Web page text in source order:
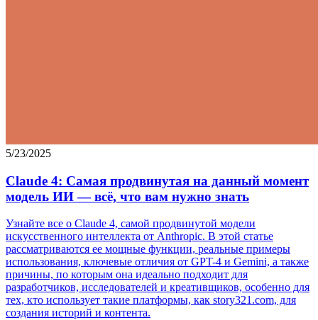
5/23/2025
Claude 4: Самая продвинутая на данный момент
модель ИИ — всё, что вам нужно знать
Узнайте все о Claude 4, самой продвинутой модели
искусственного интеллекта от Anthropic. В этой статье
рассматриваются ее мощные функции, реальные примеры
использования, ключевые отличия от GPT-4 и Gemini, а также
причины, по которым она идеально подходит для
разработчиков, исследователей и креативщиков, особенно для
тех, кто использует такие платформы, как story321.com, для
создания историй и контента.